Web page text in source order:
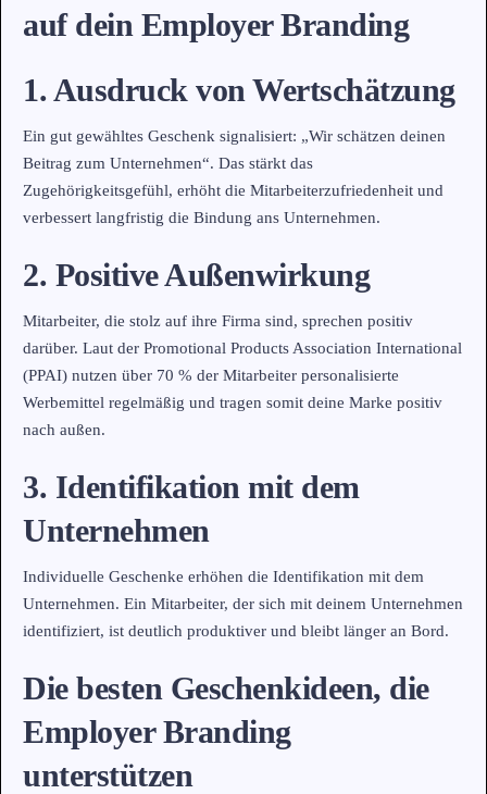
auf dein Employer Branding
1. Ausdruck von Wertschätzung
Ein gut gewähltes Geschenk signalisiert: „Wir schätzen deinen
Beitrag zum Unternehmen“. Das stärkt das
Zugehörigkeitsgefühl, erhöht die Mitarbeiterzufriedenheit und
verbessert langfristig die Bindung ans Unternehmen.
2. Positive Außenwirkung
Mitarbeiter, die stolz auf ihre Firma sind, sprechen positiv
darüber. Laut der Promotional Products Association International
(PPAI) nutzen über 70 % der Mitarbeiter personalisierte
Werbemittel regelmäßig und tragen somit deine Marke positiv
nach außen.
3. Identifikation mit dem
Unternehmen
Individuelle Geschenke erhöhen die Identifikation mit dem
Unternehmen. Ein Mitarbeiter, der sich mit deinem Unternehmen
identifiziert, ist deutlich produktiver und bleibt länger an Bord.
Die besten Geschenkideen, die
Employer Branding
unterstützen